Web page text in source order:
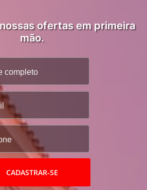
ofertas em primeira
mão.
CADASTRAR-SE